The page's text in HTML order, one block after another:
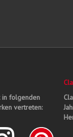
in folgenden
vertreten: